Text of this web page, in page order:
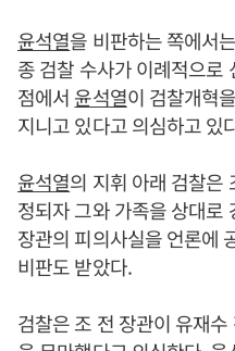
윤석열을 비판하는 쪽에서
종 검찰 수사가 이례적으로
점에서 윤석열이 검찰개혁
지니고 있다고 의심하고 있
윤석열의 지휘 아래 검찰은
정되자 그와 가족을 상대로
장관의 피의사실을 언론에
비판도 받았다.
검찰은 조 전 장관이 유재